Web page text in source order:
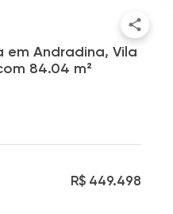
Andradina, Vila
84.04 m²
R$ 449.498